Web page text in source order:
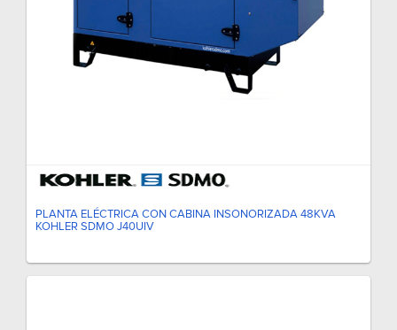
PLANTA ELÉCTRICA CON CABINA INSONORIZADA 48KVA
KOHLER SDMO J40UIV